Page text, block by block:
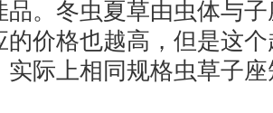
品。冬虫夏草由虫体与
的价格也越高，但是这
实际上相同规格虫草子